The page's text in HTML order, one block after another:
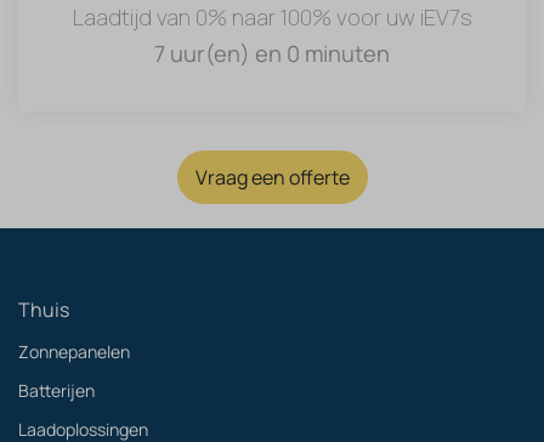
Laadtijd van 0% naar 100% voor uw iEV7s
7 uur(en) en 0 minuten
Vraag een offerte
Thuis
Zonnepanelen
Batterijen
Laadoplossingen